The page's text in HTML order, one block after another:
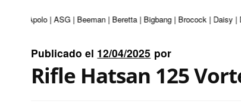
| Apolo | ASG | Beeman | Beretta | Bigbang | Brocock | Daisy |
Publicado el 12/04/2025 por
Rifle Hatsan 125